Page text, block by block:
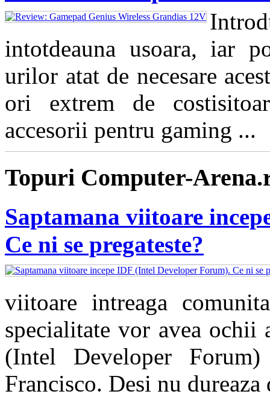
intotdeauna usoara, iar
urilor atat de necesare
ori extrem de
accesorii pentru gaming ...
Topuri Computer-
Saptamana viitoare
Ce ni se pregateste?
viitoare intreaga
specialitate vor avea
(Intel Developer
Francisco. Desi nu